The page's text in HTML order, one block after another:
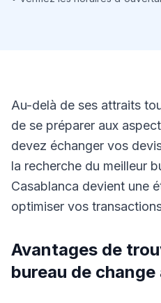
Au-delà de ses attraits
de se préparer aux
devez échanger vos
la recherche du meilleur
Casablanca devient une
optimiser vos
Avantages de
bureau de